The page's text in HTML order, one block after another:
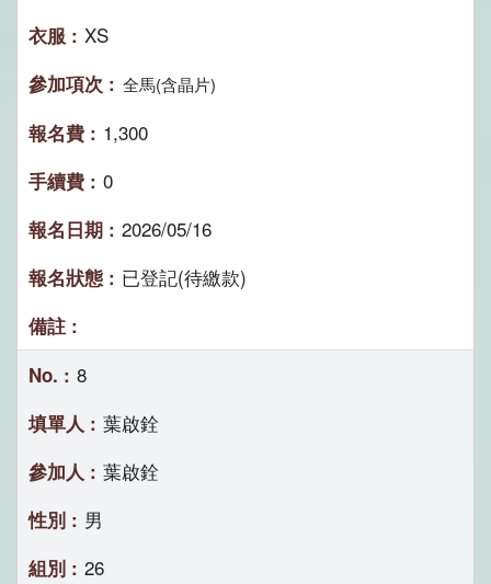
XS
全馬(含晶片)
1,300
0
2026/05/16
已登記(待繳款)
8
葉啟銓
葉啟銓
男
26